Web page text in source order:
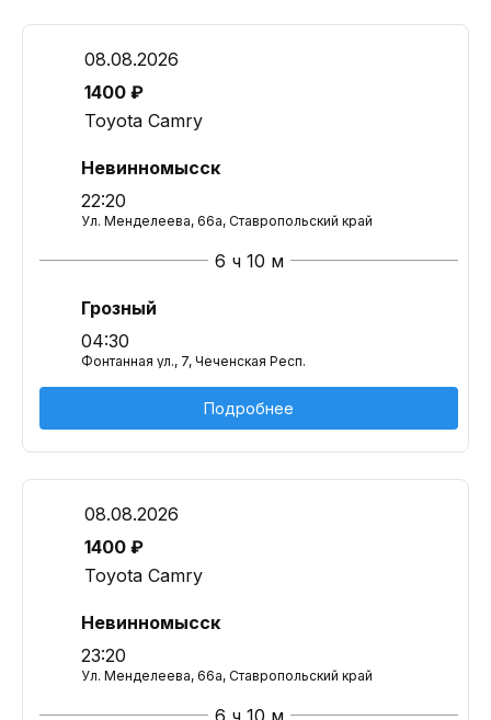
08.08.2026
1400 ₽
Toyota Camry
Невинномысск
22:20
Ул. Менделеева, 66а, Ставропольский край
6 ч 10 м
Грозный
04:30
Фонтанная ул., 7, Чеченская Респ.
Подробнее
08.08.2026
1400 ₽
Toyota Camry
Невинномысск
23:20
Ул. Менделеева, 66а, Ставропольский край
6 ч 10 м